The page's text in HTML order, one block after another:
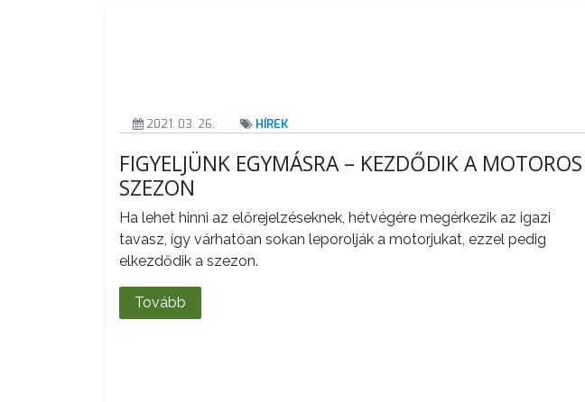
TELEPÜLÉSRENDEZÉS
STRATÉGIÁK
BEJELENTŐ
2021. 03. 26. HÍREK
FIGYELJÜNK EGYMÁSRA – KEZDŐDIK A MOTOROS
SZEZON
Ha lehet hinni az előrejelzéseknek, hétvégére megérkezik az igazi
tavasz, így várhatóan sokan leporolják a motorjukat, ezzel pedig
elkezdődik a szezon.
Tovább